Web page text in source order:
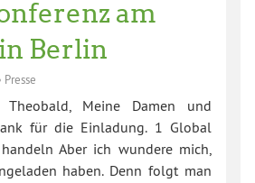
am
Berlin
Presse
Theobald, Meine Damen und
für die Einladung. 1 Global
Aber ich wundere mich,
haben. Denn folgt man